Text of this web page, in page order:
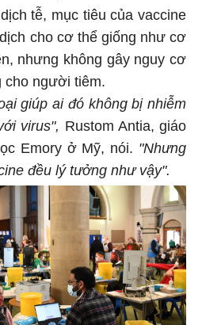
tễ, mục tiêu của vaccine
cho cơ thể giống như cơ
nhưng không gây nguy cơ
người tiêm.
giúp ai đó không bị nhiễm
virus",
Rustom Antia, giáo
Emory ở Mỹ, nói.
"Nhưng
đều lý tưởng như vậy".